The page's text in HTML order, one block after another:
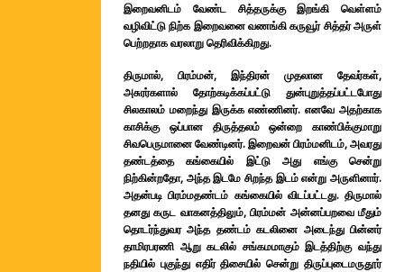
இறைவனிடம் வேண்ட சித்தருக்கு இறங்கி வெள்ளம்
வழிவிட்டு நிற்க இறைவனை வணங்கி கருவூர் சித்தர் அருள்
பெற்றதாக வரலாறு தெரிவிக்கிறது.
திருமால், பிரம்மன், இந்திரன் முதலான தேவர்கள்,
அசுரர்களால் தோற்கடிக்கப்பட்டு துன்புறுத்தப்பட்டபோது
சிலகாலம் மறைந்து இருக்க எண்ணினர். எனவே அதற்காக
காசிக்கு ஒப்பான திருத்தலம் ஒன்றை காண்பிக்குமாறு
சிவபெருமானை வேண்டினர். இறைவன் பிரம்மனிடம், அவரது
தண்டத்தை கங்கையில் இட்டு அது எங்கு சென்று
நிற்கின்றதோ, அந்த இடமே சிறந்த இடம் என்று அருளினார்.
அதன்படி பிரம்மதண்டம் கங்கையில் விடப்பட்டது. திருமால்
தனது கருட வாகனத்திலும், பிரம்மன் அன்னப்பறவை மீதும்
தொடர்ந்துவர அந்த தண்டம் கடலினை அடைந்து பின்னர்
தாமிரபரணி ஆறு கடலில் சங்கமமாகும் இடத்திற்கு வந்து
நதியில் புகுந்து எதிர் திசையில் சென்று திருப்புடைமருதூர்